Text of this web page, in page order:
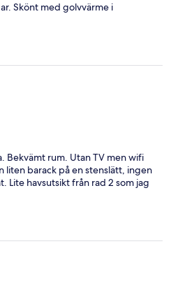
Skönt med golvvärme i
Bekvämt rum. Utan TV men wifi
liten barack på en stenslätt, ingen
Lite havsutsikt från rad 2 som jag